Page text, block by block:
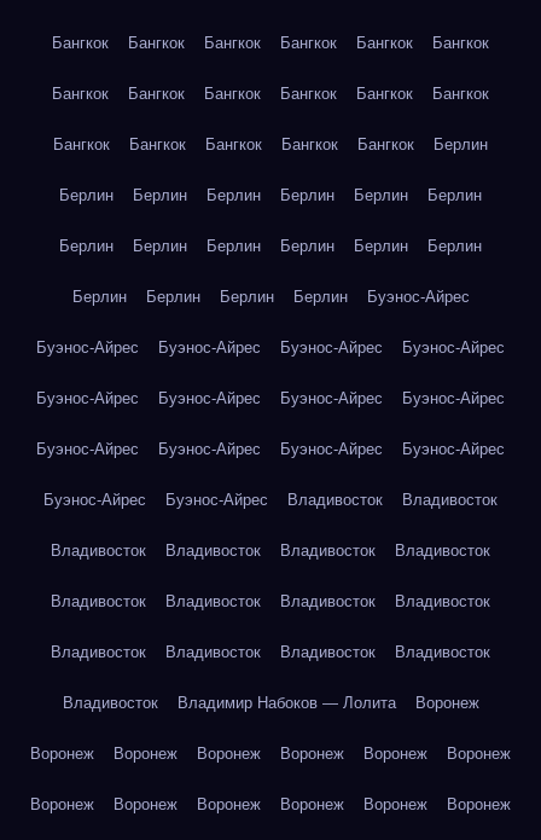
Бангкок Бангкок Бангкок Бангкок Бангкок Бангкок
Бангкок Бангкок Бангкок Бангкок Бангкок Бангкок
Бангкок Бангкок Бангкок Бангкок Бангкок Берлин
Берлин Берлин Берлин Берлин Берлин Берлин
Берлин Берлин Берлин Берлин Берлин Берлин
Берлин Берлин Берлин Берлин Буэнос-Айрес
Буэнос-Айрес Буэнос-Айрес Буэнос-Айрес Буэнос-Айрес
Буэнос-Айрес Буэнос-Айрес Буэнос-Айрес Буэнос-Айрес
Буэнос-Айрес Буэнос-Айрес Буэнос-Айрес Буэнос-Айрес
Буэнос-Айрес Буэнос-Айрес Владивосток Владивосток
Владивосток Владивосток Владивосток Владивосток
Владивосток Владивосток Владивосток Владивосток
Владивосток Владивосток Владивосток Владивосток
Владивосток Владимир Набоков — Лолита Воронеж
Воронеж Воронеж Воронеж Воронеж Воронеж Воронеж
Воронеж Воронеж Воронеж Воронеж Воронеж Воронеж